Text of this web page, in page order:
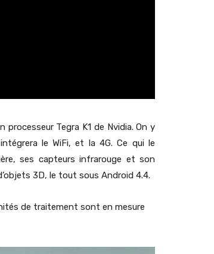
Tegra K1 de Nvidia. On y
le WiFi, et la 4G. Ce qui le
ses capteurs infrarouge et son
3D, le tout sous Android 4.4.
de traitement sont en mesure